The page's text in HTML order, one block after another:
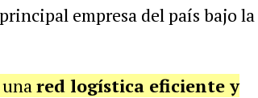
empresa del país bajo la
red logística eficiente y